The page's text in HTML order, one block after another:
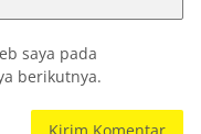
saya pada
berikutnya.